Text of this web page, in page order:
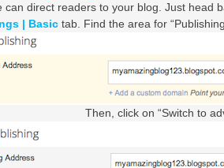
can direct readers to your blog. Just head
| Basictab. Find the area for
Then, click on “Switch to